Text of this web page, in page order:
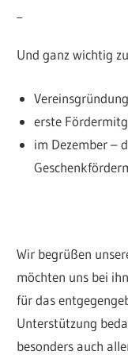
Und ganz wichtig
erste
im Dezember –
Wir begrüßen
möchten uns bei
für das
Unterstützung
besonders auch